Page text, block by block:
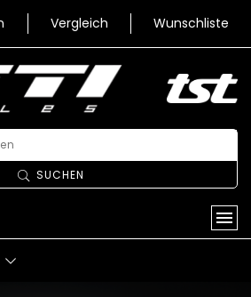
Vergleich Wunschliste
SUCHEN